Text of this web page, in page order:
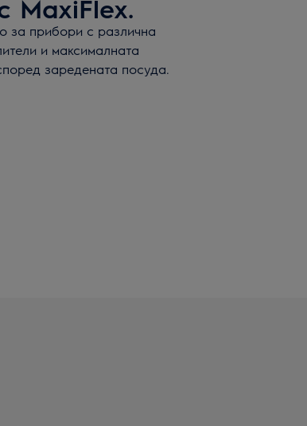
MaxiFlex.
за прибори с различна
и максималната
заредената посуда.